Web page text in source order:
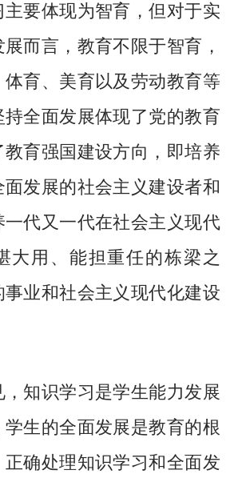
要体现为智育，但对于实
而言，教育不限于智育，
育、美育以及劳动教育等
全面发展体现了党的教育
育强国建设方向，即培养
发展的社会主义建设者和
代又一代在社会主义现代
大用、能担重任的栋梁之
业和社会主义现代化建设
知识学习是学生能力发展
生的全面发展是教育的根
确处理知识学习和全面发